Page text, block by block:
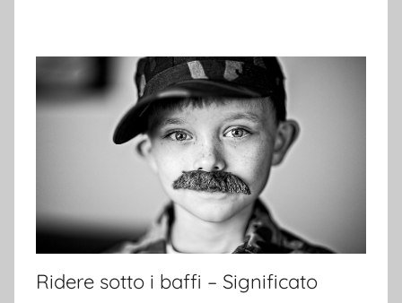
Ridere sotto i baffi – Significato